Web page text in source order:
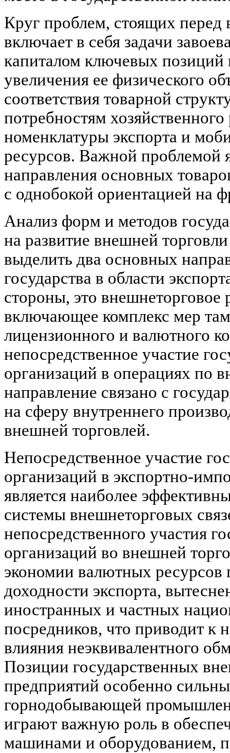
Круг проблем, стоящих перед
включает в себя задачи
капиталом ключевых позиций
увеличения ее физического
соответствия товарной
потребностям
номенклатуры экспорта и
ресурсов. Важной проблемой
направления основных
с однобокой ориентацией на
Анализ форм и методов
на развитие внешней
выделить два основных
государства в области
стороны, это внешнеторговое
включающее комплекс мер
лицензионного и валютного
непосредственное участие
организаций в операциях по
направление связано с
на сферу внутреннего
внешней торговлей.
Непосредственное участие
организаций в экспортно-
является наиболее
системы внешнеторговых
непосредственного участия
организаций во внешней
экономии валютных
доходности экспорта,
иностранных и частных
посредников, что приводит к
влияния неэквивалентного
Позиции государственных
предприятий особенно
горнодобывающей
играют важную роль в
машинами и оборудованием,